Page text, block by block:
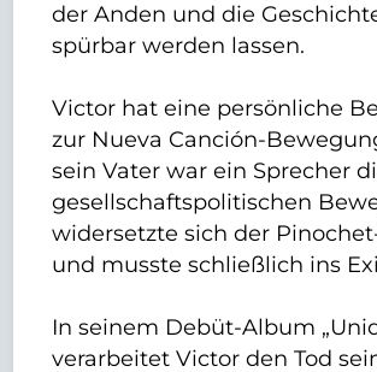
der Anden und die
spürbar werden lassen.
Victor hat eine persönliche
zur Nueva Canción-
sein Vater war ein Sprecher
gesellschaftspolitischen
widersetzte sich der
und musste schließlich ins
In seinem Debüt-Album
verarbeitet Victor den Tod